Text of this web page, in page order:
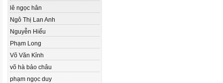
lê ngọc hân
Ngô Thị Lan Anh
Nguyễn Hiếu
Phạm Long
Võ Văn Kỉnh
võ hà bảo châu
phạm ngọc duy